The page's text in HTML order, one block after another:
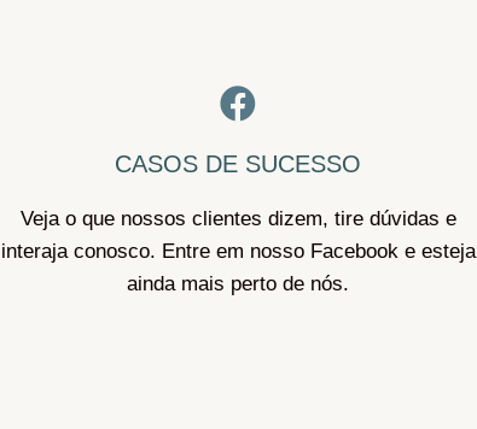
CASOS DE SUCESSO
Veja o que nossos clientes dizem, tire dúvidas e
interaja conosco. Entre em nosso Facebook e esteja
ainda mais perto de nós.